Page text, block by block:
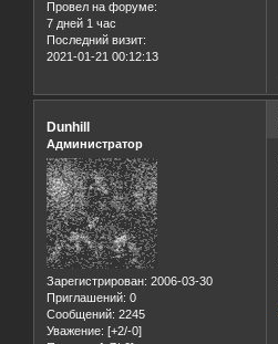
Провел на форуме:
7 дней 1 час
Последний визит:
2021-01-21 00:12:13
Dunhill
Администратор
Зарегистрирован: 2006-03-30
Приглашений: 0
Сообщений: 2245
Уважение: [+2/-0]